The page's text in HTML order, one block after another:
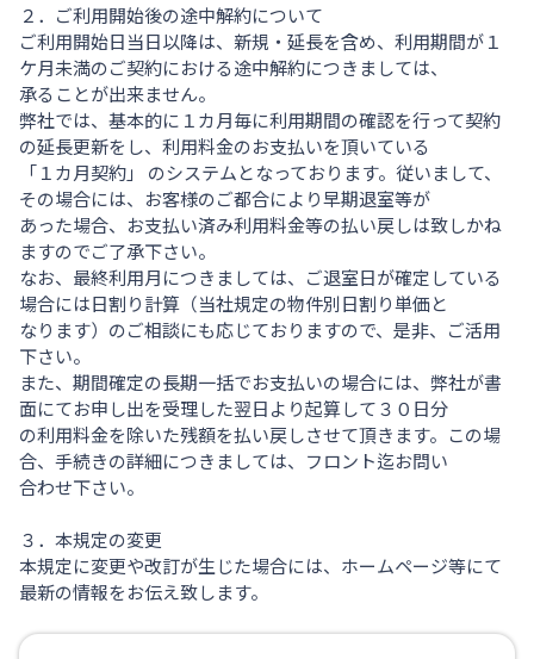
２．ご利用開始後の途中解約について
ご利用開始日当日以降は、新規・延長を含め、利用期間が１
ケ月未満のご契約における途中解約につきましては、
承ることが出来ません。
弊社では、基本的に１カ月毎に利用期間の確認を行って契約
の延長更新をし、利用料金のお支払いを頂いている
「１カ月契約」 のシステムとなっております。従いまして、
その場合には、お客様のご都合により早期退室等が
あった場合、お支払い済み利用料金等の払い戻しは致しかね
ますのでご了承下さい。
なお、最終利用月につきましては、ご退室日が確定している
場合には日割り計算（当社規定の物件別日割り単価と
なります）のご相談にも応じておりますので、是非、ご活用
下さい。
また、期間確定の長期一括でお支払いの場合には、弊社が書
面にてお申し出を受理した翌日より起算して３０日分
の利用料金を除いた残額を払い戻しさせて頂きます。この場
合、手続きの詳細につきましては、フロント迄お問い
合わせ下さい。
３．本規定の変更
本規定に変更や改訂が生じた場合には、ホームページ等にて
最新の情報をお伝え致します。